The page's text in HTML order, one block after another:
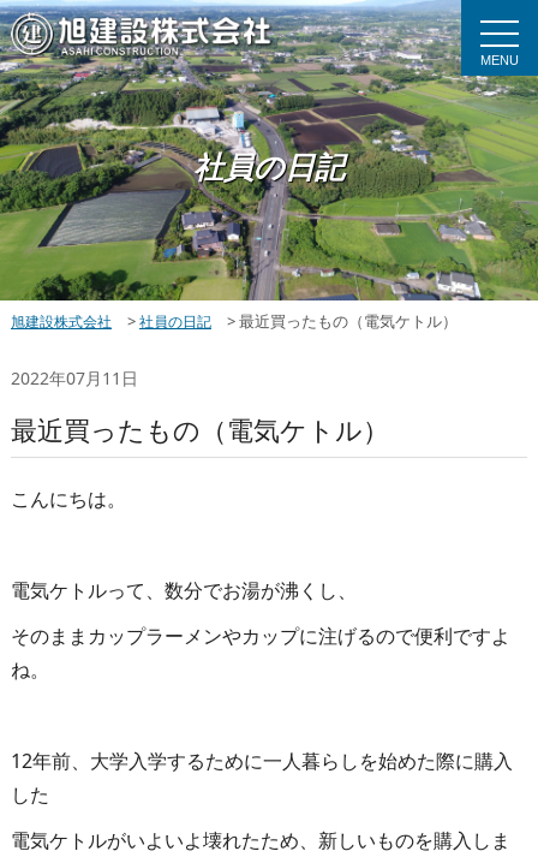
MENU
社員の日記
旭建設株式会社 > 社員の日記 >最近買ったもの（電気ケトル）
2022年07月11日
最近買ったもの（電気ケトル）
こんにちは。
電気ケトルって、数分でお湯が沸くし、
そのままカップラーメンやカップに注げるので便利ですよ
ね。
12年前、大学入学するために一人暮らしを始めた際に購入
した
電気ケトルがいよいよ壊れたため、新しいものを購入しま